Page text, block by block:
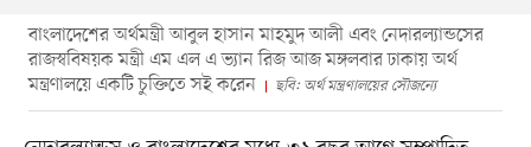
বাংলাদেশের অর্থমন্ত্রী আবুল হাসান মাহমুদ আলী এবং নেদারল্যান্ডসের
রাজস্ববিষয়ক মন্ত্রী এম এল এ ভ্যান রিজ আজ মঙ্গলবার ঢাকায় অর্থ
মন্ত্রণালয়ে একটি চুক্তিতে সই করেন
ছবি: অর্থ মন্ত্রণালয়ের সৌজন্যে